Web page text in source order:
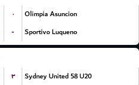
۰
Olimpia Asuncion
- Sportivo Luqueno
۳ Sydney United 58 U20